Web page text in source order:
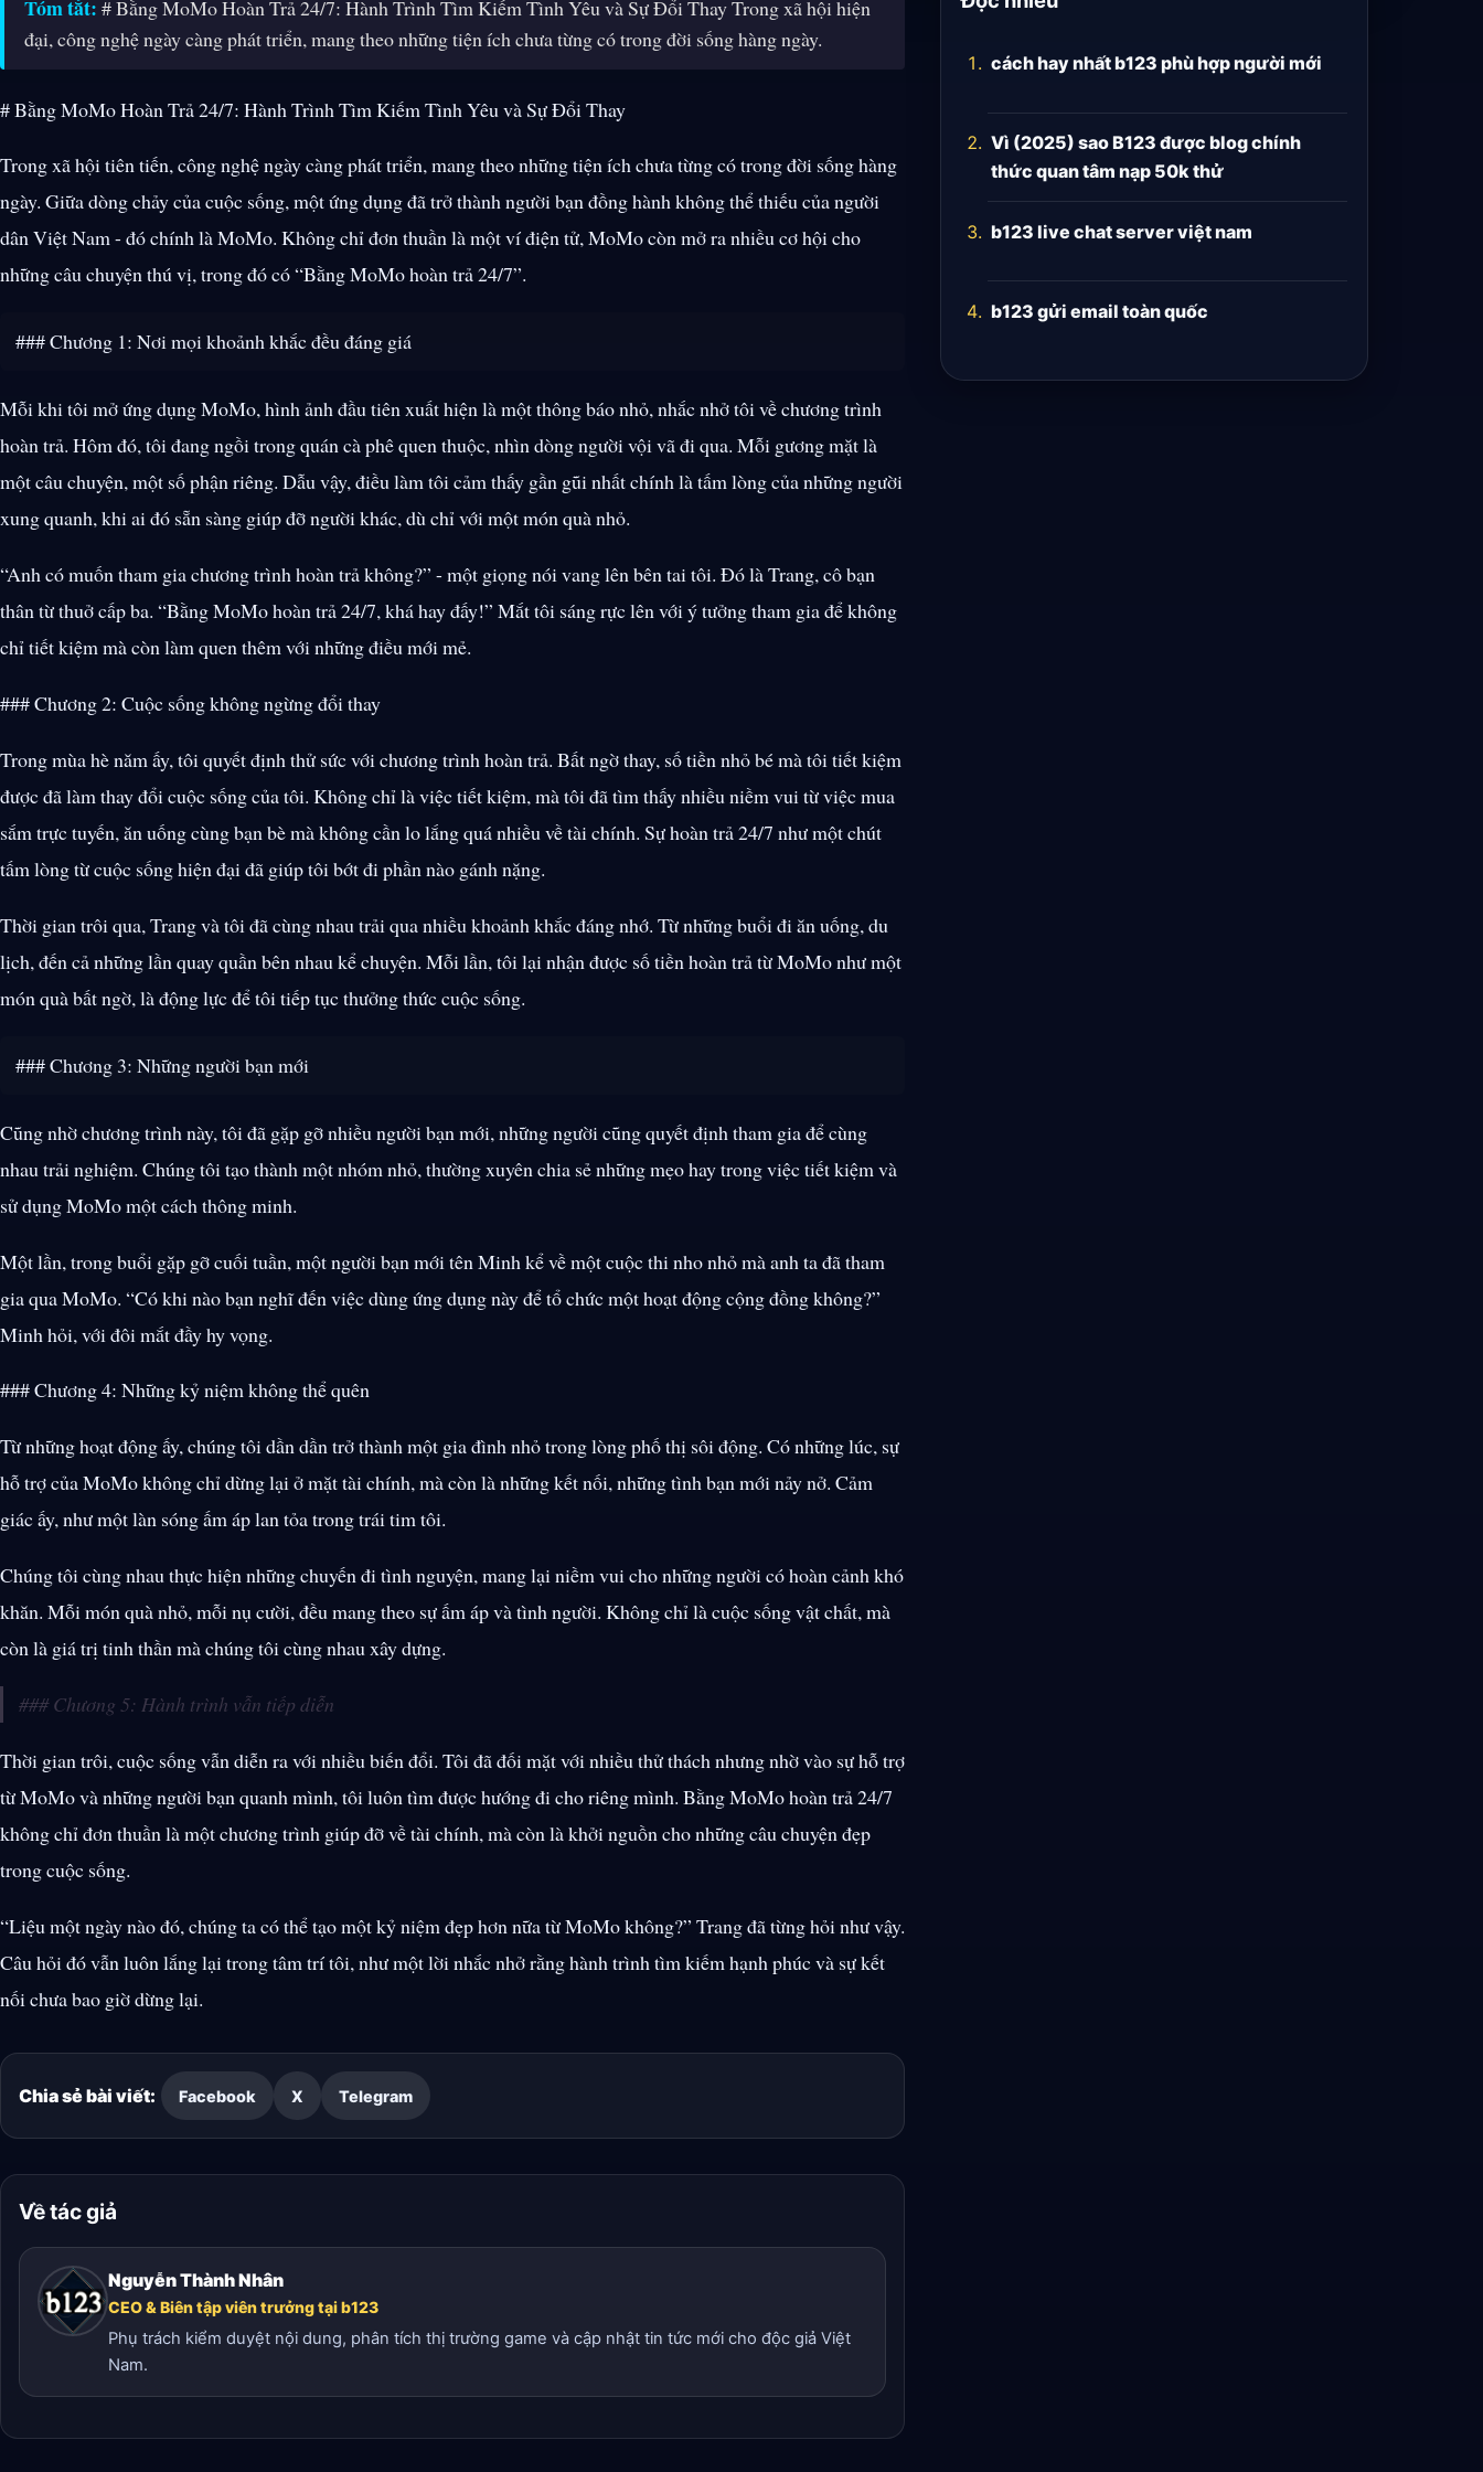
Tóm tắt: # Bằng MoMo Hoàn Trả 24/7: Hành Trình Tìm Kiếm Tình Yêu và Sự Đổi Thay Trong xã hội hiện
đại, công nghệ ngày càng phát triển, mang theo những tiện ích chưa từng có trong đời sống hàng ngày.
# Bằng MoMo Hoàn Trả 24/7: Hành Trình Tìm Kiếm Tình Yêu và Sự Đổi Thay
Trong xã hội tiên tiến, công nghệ ngày càng phát triển, mang theo những tiện ích chưa từng có trong đời sống hàng
ngày. Giữa dòng chảy của cuộc sống, một ứng dụng đã trở thành người bạn đồng hành không thể thiếu của người
dân Việt Nam - đó chính là MoMo. Không chỉ đơn thuần là một ví điện tử, MoMo còn mở ra nhiều cơ hội cho
những câu chuyện thú vị, trong đó có “Bằng MoMo hoàn trả 24/7”.
### Chương 1: Nơi mọi khoảnh khắc đều đáng giá
Mỗi khi tôi mở ứng dụng MoMo, hình ảnh đầu tiên xuất hiện là một thông báo nhỏ, nhắc nhở tôi về chương trình
hoàn trả. Hôm đó, tôi đang ngồi trong quán cà phê quen thuộc, nhìn dòng người vội vã đi qua. Mỗi gương mặt là
một câu chuyện, một số phận riêng. Dẫu vậy, điều làm tôi cảm thấy gần gũi nhất chính là tấm lòng của những người
xung quanh, khi ai đó sẵn sàng giúp đỡ người khác, dù chỉ với một món quà nhỏ.
“Anh có muốn tham gia chương trình hoàn trả không?” - một giọng nói vang lên bên tai tôi. Đó là Trang, cô bạn
thân từ thuở cấp ba. “Bằng MoMo hoàn trả 24/7, khá hay đấy!” Mắt tôi sáng rực lên với ý tưởng tham gia để không
chỉ tiết kiệm mà còn làm quen thêm với những điều mới mẻ.
### Chương 2: Cuộc sống không ngừng đổi thay
Trong mùa hè năm ấy, tôi quyết định thử sức với chương trình hoàn trả. Bất ngờ thay, số tiền nhỏ bé mà tôi tiết kiệm
được đã làm thay đổi cuộc sống của tôi. Không chỉ là việc tiết kiệm, mà tôi đã tìm thấy nhiều niềm vui từ việc mua
sắm trực tuyến, ăn uống cùng bạn bè mà không cần lo lắng quá nhiều về tài chính. Sự hoàn trả 24/7 như một chút
tấm lòng từ cuộc sống hiện đại đã giúp tôi bớt đi phần nào gánh nặng.
Thời gian trôi qua, Trang và tôi đã cùng nhau trải qua nhiều khoảnh khắc đáng nhớ. Từ những buổi đi ăn uống, du
lịch, đến cả những lần quay quần bên nhau kể chuyện. Mỗi lần, tôi lại nhận được số tiền hoàn trả từ MoMo như một
món quà bất ngờ, là động lực để tôi tiếp tục thưởng thức cuộc sống.
### Chương 3: Những người bạn mới
Cũng nhờ chương trình này, tôi đã gặp gỡ nhiều người bạn mới, những người cũng quyết định tham gia để cùng
nhau trải nghiệm. Chúng tôi tạo thành một nhóm nhỏ, thường xuyên chia sẻ những mẹo hay trong việc tiết kiệm và
sử dụng MoMo một cách thông minh.
Một lần, trong buổi gặp gỡ cuối tuần, một người bạn mới tên Minh kể về một cuộc thi nho nhỏ mà anh ta đã tham
gia qua MoMo. “Có khi nào bạn nghĩ đến việc dùng ứng dụng này để tổ chức một hoạt động cộng đồng không?”
Minh hỏi, với đôi mắt đầy hy vọng.
### Chương 4: Những kỷ niệm không thể quên
Từ những hoạt động ấy, chúng tôi dần dần trở thành một gia đình nhỏ trong lòng phố thị sôi động. Có những lúc, sự
hỗ trợ của MoMo không chỉ dừng lại ở mặt tài chính, mà còn là những kết nối, những tình bạn mới nảy nở. Cảm
giác ấy, như một làn sóng ấm áp lan tỏa trong trái tim tôi.
Chúng tôi cùng nhau thực hiện những chuyến đi tình nguyện, mang lại niềm vui cho những người có hoàn cảnh khó
khăn. Mỗi món quà nhỏ, mỗi nụ cười, đều mang theo sự ấm áp và tình người. Không chỉ là cuộc sống vật chất, mà
còn là giá trị tinh thần mà chúng tôi cùng nhau xây dựng.
### Chương 5: Hành trình vẫn tiếp diễn
Thời gian trôi, cuộc sống vẫn diễn ra với nhiều biến đổi. Tôi đã đối mặt với nhiều thử thách nhưng nhờ vào sự hỗ trợ
từ MoMo và những người bạn quanh mình, tôi luôn tìm được hướng đi cho riêng mình. Bằng MoMo hoàn trả 24/7
không chỉ đơn thuần là một chương trình giúp đỡ về tài chính, mà còn là khởi nguồn cho những câu chuyện đẹp
trong cuộc sống.
“Liệu một ngày nào đó, chúng ta có thể tạo một kỷ niệm đẹp hơn nữa từ MoMo không?” Trang đã từng hỏi như vậy.
Câu hỏi đó vẫn luôn lắng lại trong tâm trí tôi, như một lời nhắc nhở rằng hành trình tìm kiếm hạnh phúc và sự kết
nối chưa bao giờ dừng lại.
Chia sẻ bài viết: Facebook X Telegram
Về tác giả
Nguyễn Thành Nhân
CEO & Biên tập viên trưởng tại b123
Phụ trách kiểm duyệt nội dung, phân tích thị trường game và cập nhật tin tức mới cho độc giả Việt
Nam.
cách hay nhất b123 phù hợp người mới
Vì (2025) sao B123 được blog chính
thức quan tâm nạp 50k thử
b123 live chat server việt nam
b123 gửi email toàn quốc